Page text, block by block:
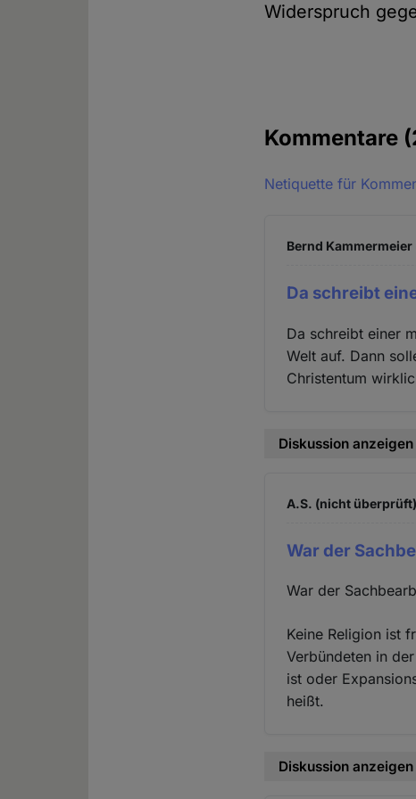
Widerspruch
Kommentare
Netiquette für
Bernd
Da schreibt
Da schreibt einer
Welt auf. Dann
Christentum
Diskussion anzeigen
A.S. (nicht überprüft)
War der
War der
Keine Religion ist
Verbündeten in
ist oder
heißt.
Diskussion anzeigen